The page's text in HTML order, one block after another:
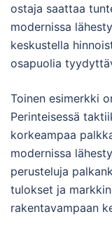
ostaja saattaa
modernissa
keskustella
osapuolia
Toinen esimerkki
Perinteisessä
korkeampaa
modernissa
perusteluja
tulokset ja
rakentavampaan